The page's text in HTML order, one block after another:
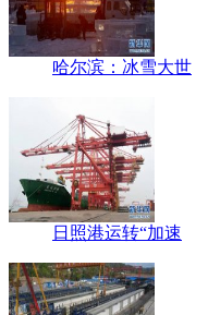
哈尔滨：冰雪大世
日照港运转“加速